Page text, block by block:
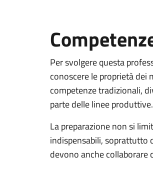
Per svolgere questa
conoscere le proprietà dei
competenze tradizionali,
parte delle linee produttive.
La preparazione non si
indispensabili, soprattutto
devono anche collaborare